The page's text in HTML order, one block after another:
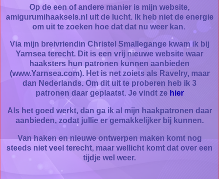
Op de een of andere manier is mijn website,
amigurumihaaksels.nl uit de lucht. Ik heb niet de energie
om uit te zoeken hoe dat dat nu weer kan.
Via mijn breivriendin Christel Smallegange kwam ik bij
Yarnsea terecht. Dit is een vrij nieuwe website waar
haaksters hun patronen kunnen aanbieden
(www.Yarnsea.com). Het is net zoiets als Ravelry, maar
dan Nederlands. Om dit uit te proberen heb ik 3
patronen daar geplaatst. Je vindt ze hier
Als het goed werkt, dan ga ik al mijn haakpatronen daar
aanbieden, zodat jullie er gemakkelijker bij kunnen.
Van haken en nieuwe ontwerpen maken komt nog
steeds niet veel terecht, maar wellicht komt dat over een
tijdje wel weer.